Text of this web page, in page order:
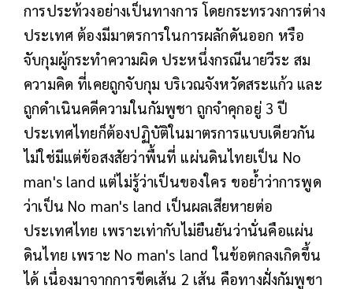
การประท้วงอย่างเป็นทางการ โดยกระทรวงการต่าง
ประเทศ ต้องมีมาตรการในการผลักดันออก หรือ
จับกุมผู้กระทำความผิด ประหนึ่งกรณีนายวีระ สม
ความคิด ที่เคยถูกจับกุม บริเวณจังหวัดสระแก้ว และ
ถูกดำเนินคดีความในกัมพูชา ถูกจำคุกอยู่ 3 ปี
ประเทศไทยก็ต้องปฏิบัติในมาตรการแบบเดียวกัน
ไม่ใช่มีแต่ข้อสงสัยว่าพื้นที่ แผ่นดินไทยเป็น No
man's land แต่ไม่รู้ว่าเป็นของใคร ขอย้ำว่าการพูด
ว่าเป็น No man's land เป็นผลเสียหายต่อ
ประเทศไทย เพราะเท่ากับไม่ยืนยันว่านั่นคือแผ่น
ดินไทย เพราะ No man's land ในข้อตกลงเกิดขึ้น
ได้ เนื่องมาจากการขีดเส้น 2 เส้น คือทางฝั่งกัมพูชา